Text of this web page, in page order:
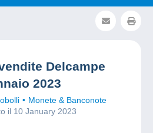
Delcampe
2023
Monete & Banconote
il 10 January 2023